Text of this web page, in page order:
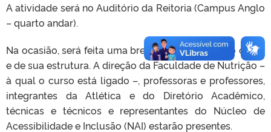
A atividade será no Auditório da Reitoria (Campus Anglo
– quarto andar).
Na ocasião, será feita uma breve apresentação do curso
e de sua estrutura. A direção da Faculdade de Nutrição –
à qual o curso está ligado –, professoras e professores,
integrantes da Atlética e do Diretório Acadêmico,
técnicas e técnicos e representantes do Núcleo de
Acessibilidade e Inclusão (NAI) estarão presentes.